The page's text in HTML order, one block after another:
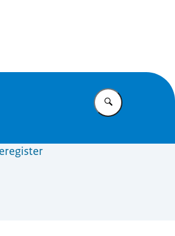
Vul in wat u